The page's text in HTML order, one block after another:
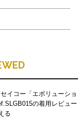
イコー「エボリューショ
の着用レビュー
る